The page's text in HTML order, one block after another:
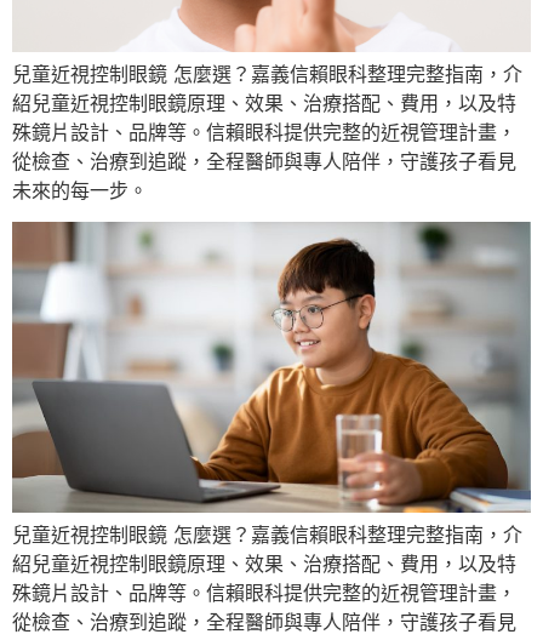
兒童近視控制眼鏡 怎麼選？嘉義信賴眼科整理完整指南，介
紹兒童近視控制眼鏡原理、效果、治療搭配、費用，以及特
殊鏡片設計、品牌等。信賴眼科提供完整的近視管理計畫，
從檢查、治療到追蹤，全程醫師與專人陪伴，守護孩子看見
未來的每一步。
兒童近視控制眼鏡 怎麼選？嘉義信賴眼科整理完整指南，介
紹兒童近視控制眼鏡原理、效果、治療搭配、費用，以及特
殊鏡片設計、品牌等。信賴眼科提供完整的近視管理計畫，
從檢查、治療到追蹤，全程醫師與專人陪伴，守護孩子看見